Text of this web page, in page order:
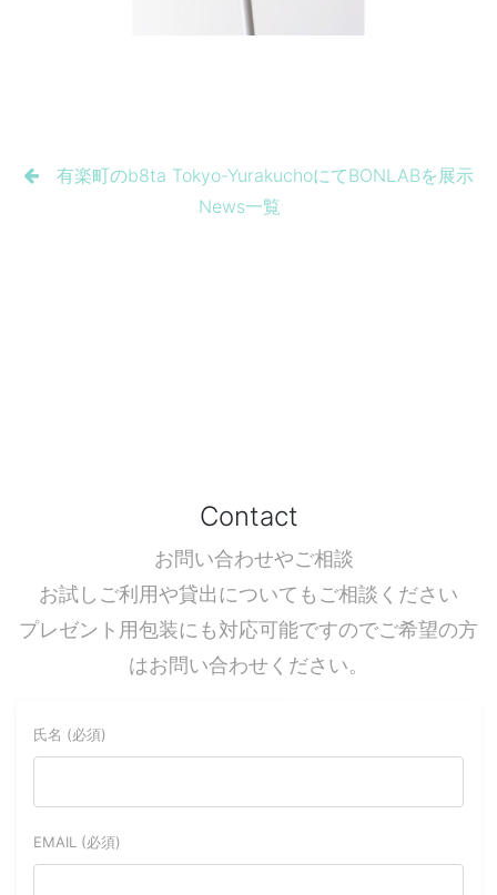
有楽町のb8ta Tokyo-YurakuchoにてBONLABを展示
News一覧
Contact
お問い合わせやご相談
お試しご利用や貸出についてもご相談ください
プレゼント用包装にも対応可能ですのでご希望の方
はお問い合わせください。
氏名 (必須)
EMAIL (必須)